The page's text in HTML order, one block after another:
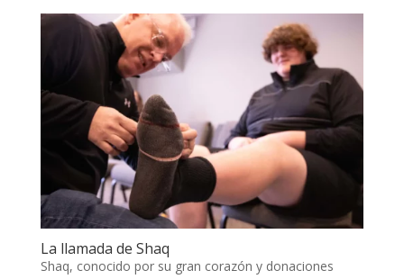
La llamada de Shaq
Shaq, conocido por su gran corazón y donaciones